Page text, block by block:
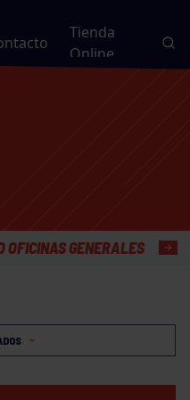
Tienda
Online
GENERALES